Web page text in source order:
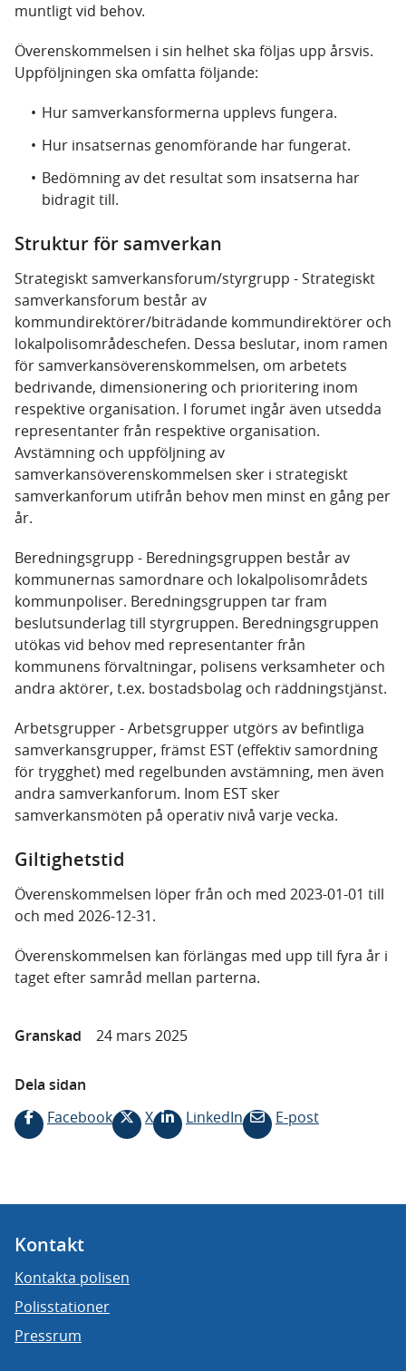
muntligt vid behov.
Överenskommelsen i sin helhet ska följas upp årsvis.
Uppföljningen ska omfatta följande:
Hur samverkansformerna upplevs fungera.
Hur insatsernas genomförande har fungerat.
Bedömning av det resultat som insatserna har
bidragit till.
Struktur för samverkan
Strategiskt samverkansforum/styrgrupp - Strategiskt
samverkansforum består av
kommundirektörer/biträdande kommundirektörer och
lokalpolisområdeschefen. Dessa beslutar, inom ramen
för samverkansöverenskommelsen, om arbetets
bedrivande, dimensionering och prioritering inom
respektive organisation. I forumet ingår även utsedda
representanter från respektive organisation.
Avstämning och uppföljning av
samverkansöverenskommelsen sker i strategiskt
samverkanforum utifrån behov men minst en gång per
år.
Beredningsgrupp - Beredningsgruppen består av
kommunernas samordnare och lokalpolisområdets
kommunpoliser. Beredningsgruppen tar fram
beslutsunderlag till styrgruppen. Beredningsgruppen
utökas vid behov med representanter från
kommunens förvaltningar, polisens verksamheter och
andra aktörer, t.ex. bostadsbolag och räddningstjänst.
Arbetsgrupper - Arbetsgrupper utgörs av befintliga
samverkansgrupper, främst EST (effektiv samordning
för trygghet) med regelbunden avstämning, men även
andra samverkanforum. Inom EST sker
samverkansmöten på operativ nivå varje vecka.
Giltighetstid
Överenskommelsen löper från och med 2023-01-01 till
och med 2026-12-31.
Överenskommelsen kan förlängas med upp till fyra år i
taget efter samråd mellan parterna.
Granskad 24 mars 2025
Dela sidan
Facebook
X LinkedIn E-post
Kontakt
Kontakta polisen
Polisstationer
Pressrum